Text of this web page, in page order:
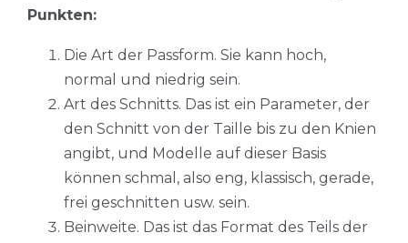
Punkten:
Die Art der Passform. Sie kann hoch,
normal und niedrig sein.
Art des Schnitts. Das ist ein Parameter, der
den Schnitt von der Taille bis zu den Knien
angibt, und Modelle auf dieser Basis
können schmal, also eng, klassisch, gerade,
frei geschnitten usw. sein.
Beinweite. Das ist das Format des Teils der